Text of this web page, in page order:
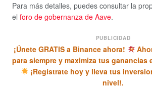
Para más detalles, puedes consultar la
el foro de gobernanza de Aave.
PUBLICIDAD
¡Únete GRATIS a Binance ahora!
para siempre y maximiza tus ganancias
¡Regístrate hoy y lleva tus
nivel!.